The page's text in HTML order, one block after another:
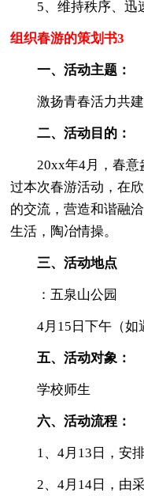
5、维持秩序、迅
组织春游的策划书3
一、活动主题：
激扬青春活力共
二、活动目的：
20xx年4月，春
过本次春游活动，在
的交流，营造和谐融
生活，陶冶情操。
三、活动地点
：五泉山公园
4月15日下午（如
五、活动对象：
学校师生
六、活动流程：
1、4月13日，安
2、4月14日，由